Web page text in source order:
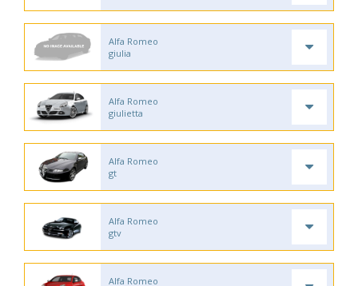
Alfa Romeo
giulia
Alfa Romeo
giulietta
Alfa Romeo
gt
Alfa Romeo
gtv
Alfa Romeo